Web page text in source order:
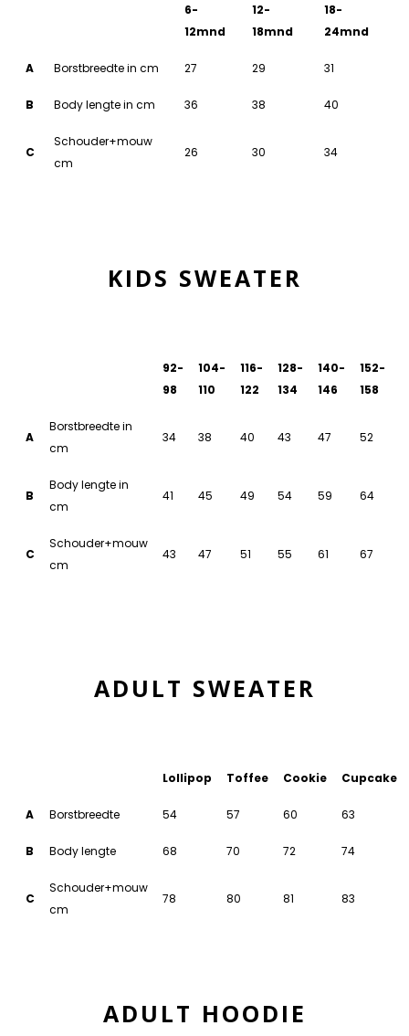
6-
12mnd
12-
18mnd
18-
24mnd
A Borstbreedte in cm 27 29 31
B Body lengte in cm 36 38 40
C
Schouder+mouw
cm
26 30 34
KIDS SWEATER
92-
98
104-
110
116-
122
128-
134
140-
146
152-
158
A
Borstbreedte in
cm
34 38 40 43 47 52
B
Body lengte in
cm
41 45 49 54 59 64
C
Schouder+mouw
cm
43 47 51 55 61 67
ADULT SWEATER
Lollipop Toffee Cookie Cupcake
A Borstbreedte 54 57 60 63
B Body lengte 68 70 72 74
C
Schouder+mouw
cm
78 80 81 83
ADULT HOODIE